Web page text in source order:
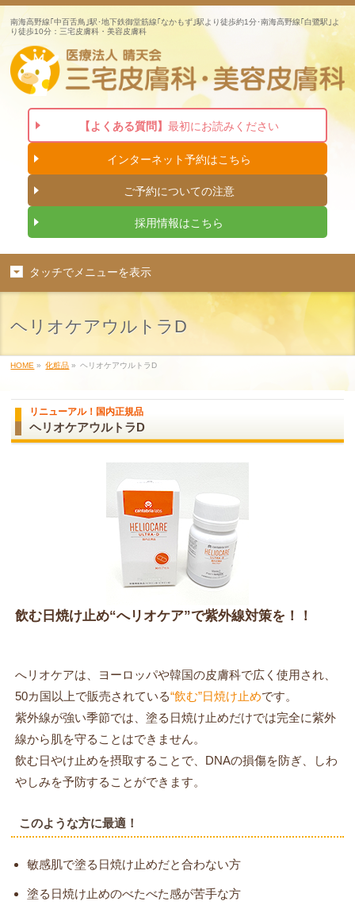
南海高野線｢中百舌鳥｣駅･地下鉄御堂筋線｢なかもず｣駅より徒歩約1分･南海高野線｢白鷺駅｣よ
り徒歩10分：三宅皮膚科・美容皮膚科
【よくある質問】最初にお読みください
インターネット予約はこちら
ご予約についての注意
採用情報はこちら
タッチでメニューを表示
ヘリオケアウルトラD
HOME » 化粧品 » ヘリオケアウルトラD
リニューアル！国内正規品
ヘリオケアウルトラD
飲む日焼け止め“へリオケア”で紫外線対策を！！
へリオケアは、ヨーロッパや韓国の皮膚科で広く使用され、
50カ国以上で販売されている“飲む”日焼け止めです。
紫外線が強い季節では、塗る日焼け止めだけでは完全に紫外
線から肌を守ることはできません。
飲む日やけ止めを摂取することで、DNAの損傷を防ぎ、しわ
やしみを予防することができます。
このような方に最適！
敏感肌で塗る日焼け止めだと合わない方
塗る日焼け止めのべたべた感が苦手な方